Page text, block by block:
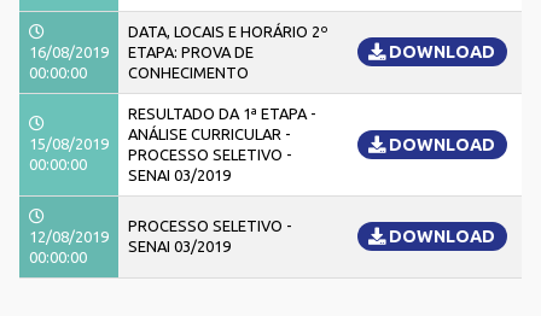
16/08/2019
00:00:00
DATA, LOCAIS E HORÁRIO 2º
ETAPA: PROVA DE
CONHECIMENTO
DOWNLOAD
15/08/2019
00:00:00
RESULTADO DA 1ª ETAPA -
ANÁLISE CURRICULAR -
PROCESSO SELETIVO -
SENAI 03/2019
DOWNLOAD
12/08/2019
00:00:00
PROCESSO SELETIVO -
SENAI 03/2019
DOWNLOAD